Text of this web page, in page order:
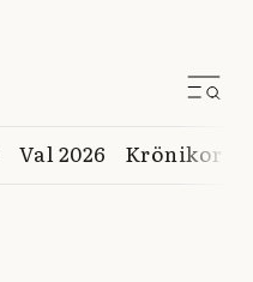
Val 2026 Krönikor